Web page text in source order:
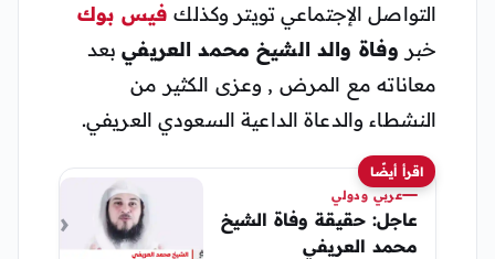
التواصل الإجتماعي تويتر وكذلك فيس بوك
خبر وفاة والد الشيخ محمد العريفيبعد
معاناته مع المرض , وعزى الكثير من
النشطاء والدعاة الداعية السعودي العريفي.
اقرأ أيضًا
عربي ودولي
عاجل: حقيقة وفاة الشيخ
محمد العريفي